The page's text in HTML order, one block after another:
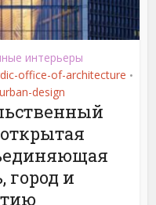
интерьеры
office-of-architecture •
urban-design
город и